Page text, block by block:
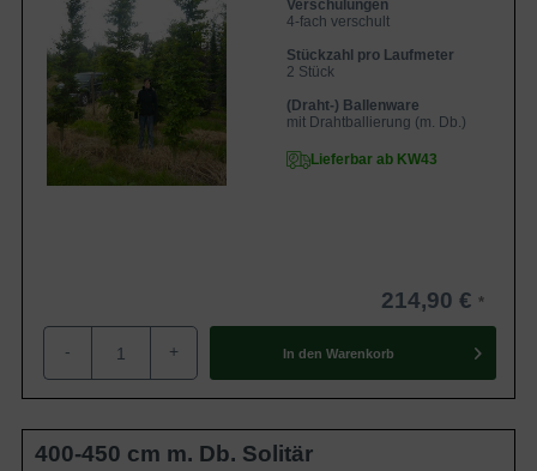
Verschulungen
4-fach verschult
Stückzahl pro Laufmeter
2 Stück
(Draht-) Ballenware
mit Drahtballierung (m. Db.)
Lieferbar ab KW43
214,90 €
- + In den Warenkorb
400-450 cm m. Db. Solitär